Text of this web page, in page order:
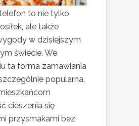
to nie tylko
ale także
w dzisiejszym
świecie. We
ta forma zamawiania
popularna,
cieszenia się
przysmakami bez